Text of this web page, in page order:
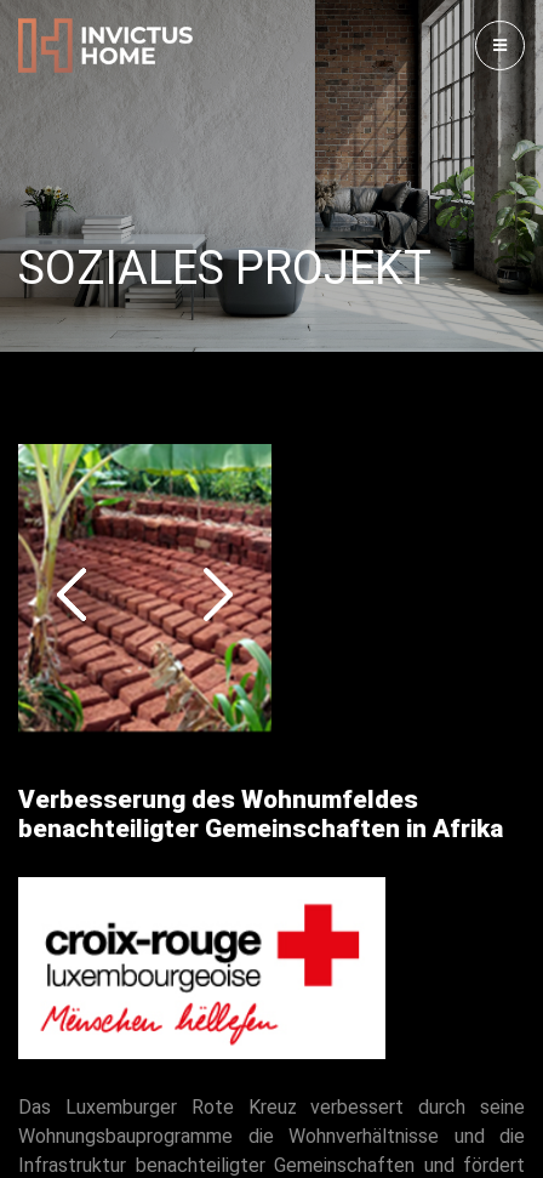
SOZIALES PROJEKT
Verbesserung des Wohnumfeldes
benachteiligter Gemeinschaften in Afrika
Das Luxemburger Rote Kreuz verbessert durch seine
Wohnungsbauprogramme die Wohnverhältnisse und die
Infrastruktur benachteiligter Gemeinschaften und fördert